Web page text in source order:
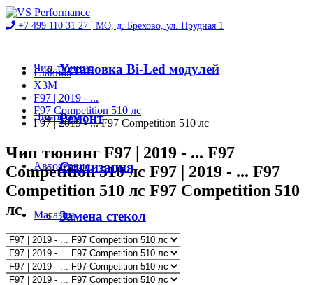
+7 499 110 31 27 | МО, д. Брехово, ул. Прудная 1
Чип-тюнинг
Диностенд
Автосервис
Магазин
Проекты
Установка Bi-Led модулей
Ремонт
Стилизация
Замена стекол
Главная
X3M
F97 | 2019 - ...
F97 Competition 510 лс
F97 | 2019 - ... F97 Competition 510 лс
Чип тюнинг F97 | 2019 - ... F97
Competition 510 лс F97 | 2019 - ... F97
Competition 510 лс F97 Competition 510
лс